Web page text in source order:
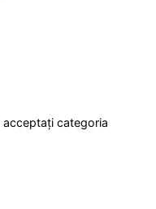
categoria